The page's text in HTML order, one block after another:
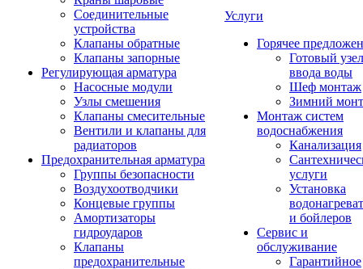
Соединительные
устройства
Клапаны обратные
Клапаны запорные
Регулирующая арматура
Насосные модули
Узлы смешения
Клапаны смесительные
Вентили и клапаны для
радиаторов
Предохранительная арматура
Группы безопасности
Воздухоотводчики
Концевые группы
Амортизаторы
гидроударов
Клапаны
предохранительные
Услуги
Горячее
Готовый узел
ввода воды
Шеф монтаж
Зимний
Монтаж систем
водоснабжения
Канализация
услуги
Установка
и бойлеров
Сервис и
обслуживание
Гарантийное